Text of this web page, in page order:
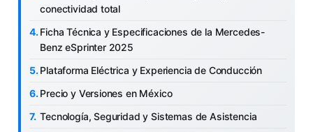
conectividad total
Ficha Técnica y Especificaciones de la Mercedes-
Benz eSprinter 2025
Plataforma Eléctrica y Experiencia de Conducción
Precio y Versiones en México
Tecnología, Seguridad y Sistemas de Asistencia